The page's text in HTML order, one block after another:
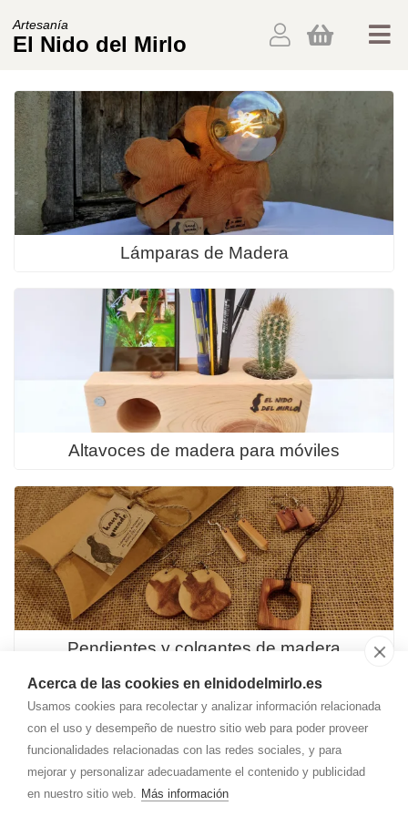
Acerca de las cookies en elnidodelmirlo.es
Usamos cookies para recolectar y analizar información relacionada
con el uso y desempeño de nuestro sitio web para poder proveer
funcionalidades relacionadas con las redes sociales, y para
mejorar y personalizar adecuadamente el contenido y publicidad
en nuestro sitio web. Más información
Artesanía
El Nido del Mirlo
Lámparas de Madera
Altavoces de madera para móviles
Pendientes y colgantes de madera
Cada lámpara es única y diferente.
Elige la tuya para aportar un elemento natural